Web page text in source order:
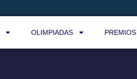
OLIMPIADAS PREMIOS